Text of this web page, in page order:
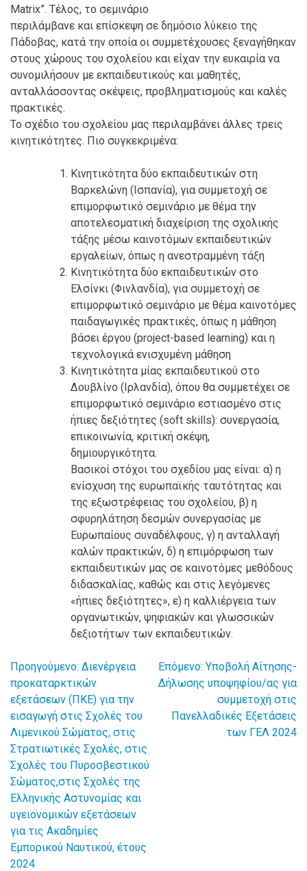
Matrix”. Τέλος, το σεμινάριο
περιλάμβανε και επίσκεψη σε δημόσιο λύκειο της
Πάδοβας, κατά την οποία οι συμμετέχουσες ξεναγήθηκαν
στους χώρους του σχολείου και είχαν την ευκαιρία να
συνομιλήσουν με εκπαιδευτικούς και μαθητές,
ανταλλάσσοντας σκέψεις, προβληματισμούς και καλές
πρακτικές.
Το σχέδιο του σχολείου μας περιλαμβάνει άλλες τρεις
κινητικότητες. Πιο συγκεκριμένα:
Κινητικότητα δύο εκπαιδευτικών στη
Βαρκελώνη (Ισπανία), για συμμετοχή σε
επιμορφωτικό σεμινάριο με θέμα την
αποτελεσματική διαχείριση της σχολικής
τάξης μέσω καινοτόμων εκπαιδευτικών
εργαλείων, όπως η ανεστραμμένη τάξη
Κινητικότητα δύο εκπαιδευτικών στο
Ελσίνκι (Φινλανδία), για συμμετοχή σε
επιμορφωτικό σεμινάριο με θέμα καινοτόμες
παιδαγωγικές πρακτικές, όπως η μάθηση
βάσει έργου (project-based learning) και η
τεχνολογικά ενισχυμένη μάθηση
Κινητικότητα μίας εκπαιδευτικού στο
Δουβλίνο (Ιρλανδία), όπου θα συμμετέχει σε
επιμορφωτικό σεμινάριο εστιασμένο στις
ήπιες δεξιότητες (soft skills): συνεργασία,
επικοινωνία, κριτική σκέψη,
δημιουργικότητα.
Βασικοί στόχοι του σχεδίου μας είναι: α) η
ενίσχυση της ευρωπαϊκής ταυτότητας και
της εξωστρέφειας του σχολείου, β) η
σφυρηλάτηση δεσμών συνεργασίας με
Ευρωπαίους συναδέλφους, γ) η ανταλλαγή
καλών πρακτικών, δ) η επιμόρφωση των
εκπαιδευτικών μας σε καινοτόμες μεθόδους
διδασκαλίας, καθώς και στις λεγόμενες
«ήπιες δεξιότητες», ε) η καλλιέργεια των
οργανωτικών, ψηφιακών και γλωσσικών
δεξιοτήτων των εκπαιδευτικών.
Πλοήγηση
άρθρων
Προηγούμενο: Διενέργεια
προκαταρκτικών
εξετάσεων (ΠΚΕ) για την
εισαγωγή στις Σχολές του
Λιμενικού Σώματος, στις
Στρατιωτικές Σχολές, στις
Σχολές του Πυροσβεστικού
Σώματος,στις Σχολές της
Ελληνικής Αστυνομίας και
υγειονομικών εξετάσεων
για τις Ακαδημίες
Εμπορικού Ναυτικού, έτους
2024
Επόμενο: Υποβολή Αίτησης-
Δήλωσης υποψηφίου/ας για
συμμετοχή στις
Πανελλαδικές Εξετάσεις
των ΓΕΛ 2024